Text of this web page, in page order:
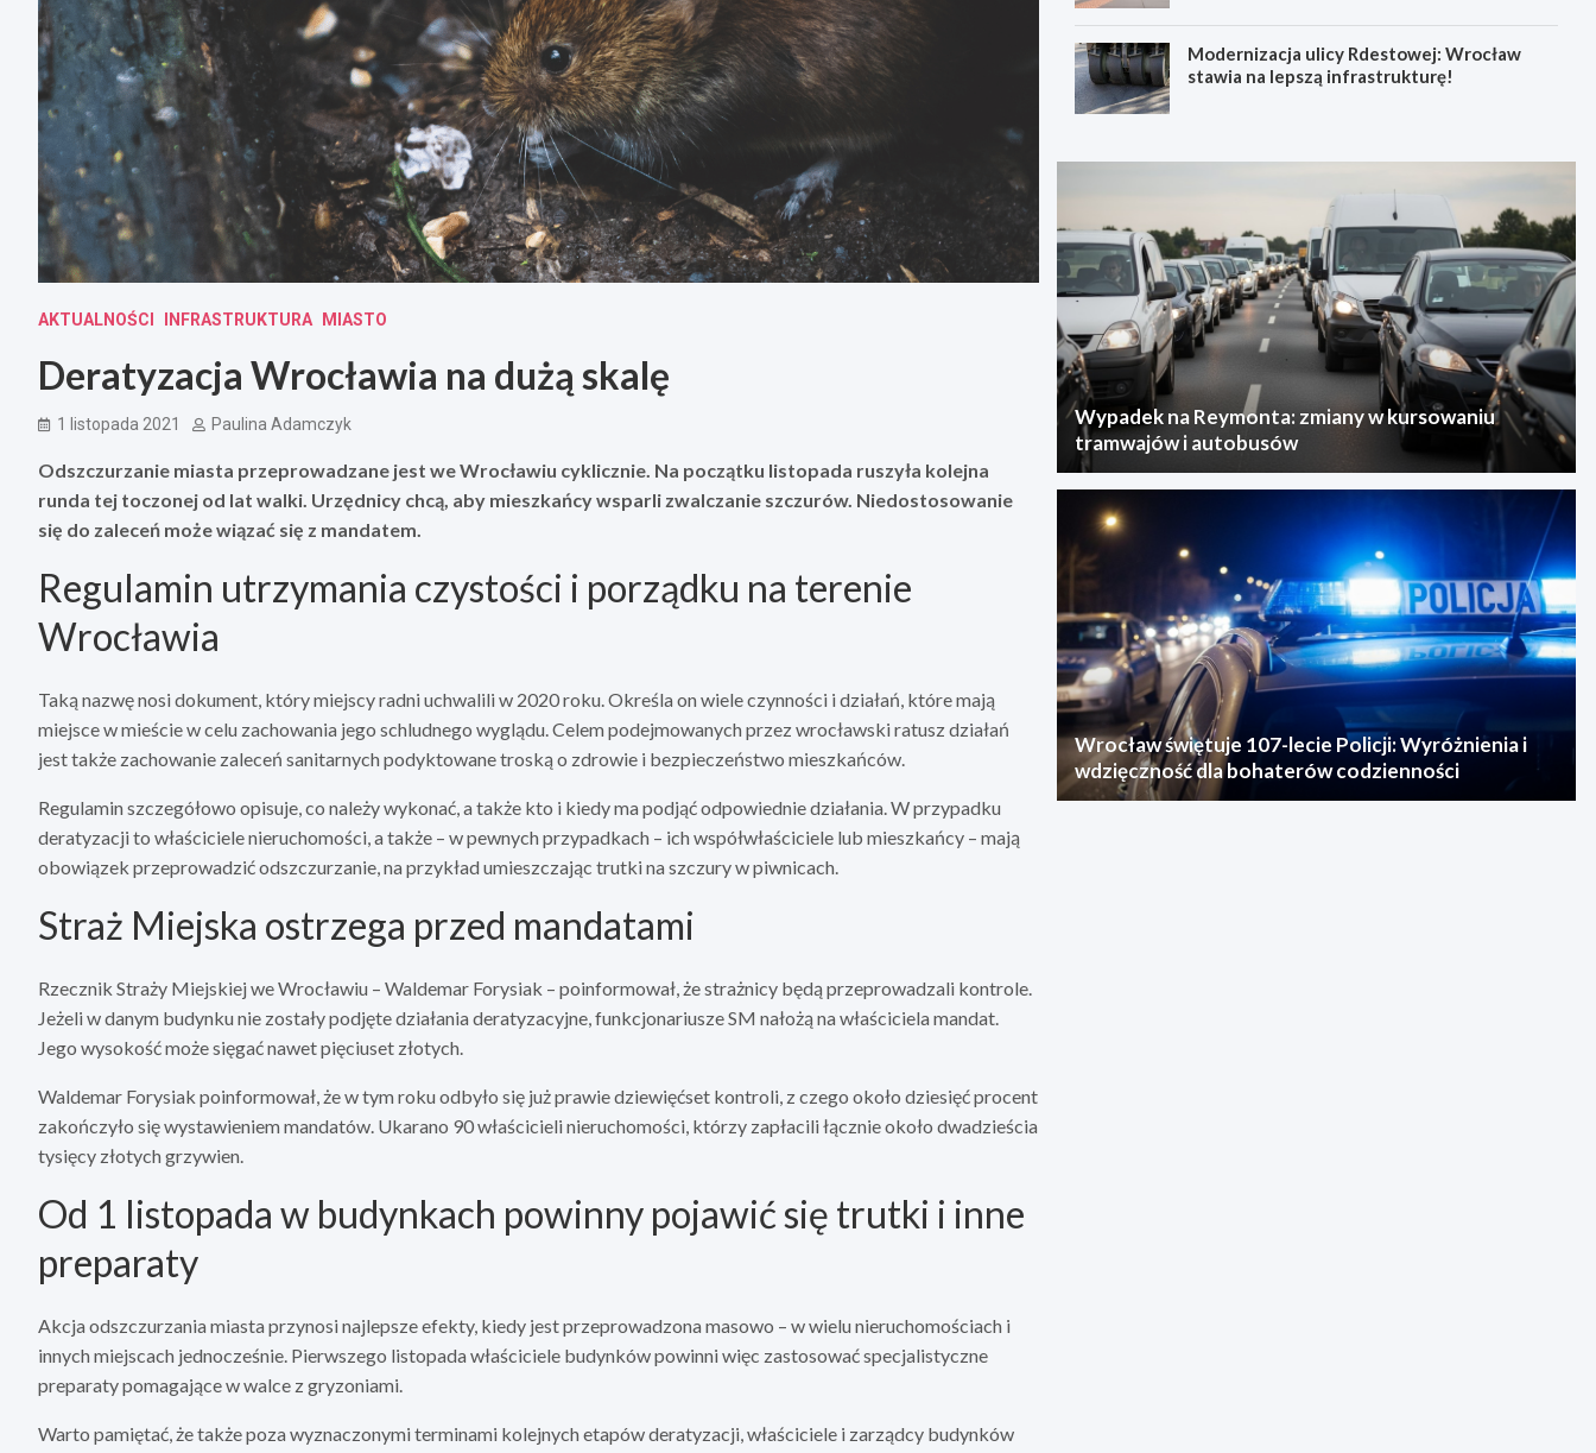
AKTUALNOŚCI INFRASTRUKTURA MIASTO
Deratyzacja Wrocławia na dużą skalę
1 listopada 2021 Paulina Adamczyk
Odszczurzanie miasta przeprowadzane jest we Wrocławiu cyklicznie. Na początku listopada ruszyła kolejna
runda tej toczonej od lat walki. Urzędnicy chcą, aby mieszkańcy wsparli zwalczanie szczurów. Niedostosowanie
się do zaleceń może wiązać się z mandatem.
Regulamin utrzymania czystości i porządku na terenie
Wrocławia
Taką nazwę nosi dokument, który miejscy radni uchwalili w 2020 roku. Określa on wiele czynności i działań, które mają
miejsce w mieście w celu zachowania jego schludnego wyglądu. Celem podejmowanych przez wrocławski ratusz działań
jest także zachowanie zaleceń sanitarnych podyktowane troską o zdrowie i bezpieczeństwo mieszkańców.
Regulamin szczegółowo opisuje, co należy wykonać, a także kto i kiedy ma podjąć odpowiednie działania. W przypadku
deratyzacji to właściciele nieruchomości, a także – w pewnych przypadkach – ich współwłaściciele lub mieszkańcy – mają
obowiązek przeprowadzić odszczurzanie, na przykład umieszczając trutki na szczury w piwnicach.
Straż Miejska ostrzega przed mandatami
Rzecznik Straży Miejskiej we Wrocławiu – Waldemar Forysiak – poinformował, że strażnicy będą przeprowadzali kontrole.
Jeżeli w danym budynku nie zostały podjęte działania deratyzacyjne, funkcjonariusze SM nałożą na właściciela mandat.
Jego wysokość może sięgać nawet pięciuset złotych.
Waldemar Forysiak poinformował, że w tym roku odbyło się już prawie dziewięćset kontroli, z czego około dziesięć procent
zakończyło się wystawieniem mandatów. Ukarano 90 właścicieli nieruchomości, którzy zapłacili łącznie około dwadzieścia
tysięcy złotych grzywien.
Od 1 listopada w budynkach powinny pojawić się trutki i inne
preparaty
Akcja odszczurzania miasta przynosi najlepsze efekty, kiedy jest przeprowadzona masowo – w wielu nieruchomościach i
innych miejscach jednocześnie. Pierwszego listopada właściciele budynków powinni więc zastosować specjalistyczne
preparaty pomagające w walce z gryzoniami.
Warto pamiętać, że także poza wyznaczonymi terminami kolejnych etapów deratyzacji, właściciele i zarządcy budynków
Modernizacja ulicy Rdestowej: Wrocław
stawia na lepszą infrastrukturę!
Wypadek na Reymonta: zmiany w kursowaniu
tramwajów i autobusów
Wrocław świętuje 107-lecie Policji: Wyróżnienia i
wdzięczność dla bohaterów codzienności